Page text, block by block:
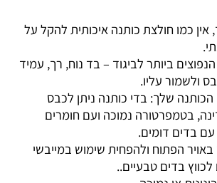
אין כמו חולצת כותנה איכותית להקל על
ביותר לביגוד – בד נוח, רך, עמיד
ולשמור עליו.
שלך: בדי כותנה ניתן לכבס
בטמפרטורה נמוכה ועם חומרים
עם בדים דומים.
באויר הפתוח ולהפחית שימוש במייבשי
בדים טבעיים..